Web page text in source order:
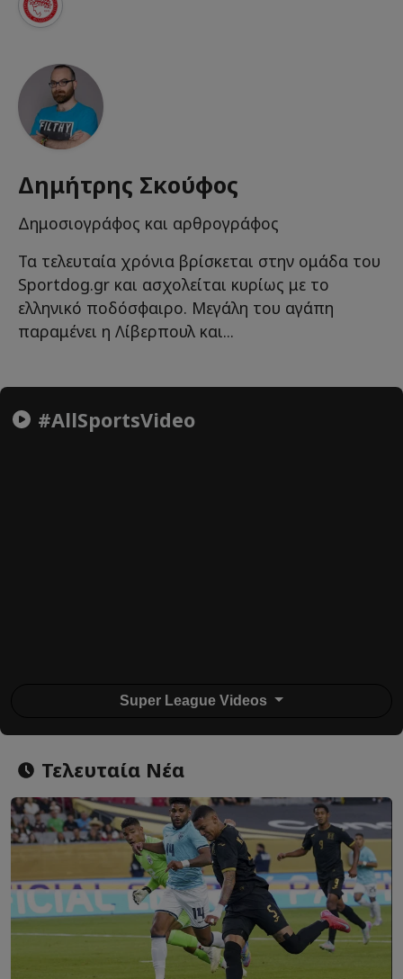
Δημήτρης Σκούφος
Δημοσιογράφος και αρθρογράφος
Τα τελευταία χρόνια βρίσκεται στην ομάδα του
Sportdog.gr και ασχολείται κυρίως με το
ελληνικό ποδόσφαιρο. Μεγάλη του αγάπη
παραμένει η Λίβερπουλ και...
#AllSportsVideo
Super League Videos
Τελευταία Νέα